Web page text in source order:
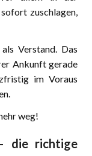
zuschlagen,
Verstand. Das
Ankunft gerade
im Voraus
weg!
die richtige